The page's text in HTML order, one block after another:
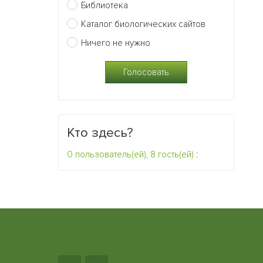
Библиотека
Каталог биологических сайтов
Ничего не нужно
Кто здесь?
0 пользователь(ей), 8 гость(ей) :